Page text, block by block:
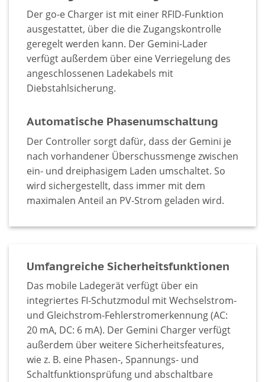
Der go-e Charger ist mit einer RFID-Funktion
ausgestattet, über die die Zugangskontrolle
geregelt werden kann. Der Gemini-Lader
verfügt außerdem über eine Verriegelung des
angeschlossenen Ladekabels mit
Diebstahlsicherung.
Automatische Phasenumschaltung
Der Controller sorgt dafür, dass der Gemini je
nach vorhandener Überschussmenge zwischen
ein- und dreiphasigem Laden umschaltet. So
wird sichergestellt, dass immer mit dem
maximalen Anteil an PV-Strom geladen wird.
Umfangreiche Sicherheitsfunktionen
Das mobile Ladegerät verfügt über ein
integriertes FI-Schutzmodul mit Wechselstrom-
und Gleichstrom-Fehlerstromerkennung (AC:
20 mA, DC: 6 mA). Der Gemini Charger verfügt
außerdem über weitere Sicherheitsfeatures,
wie z. B. eine Phasen-, Spannungs- und
Schaltfunktionsprüfung und abschaltbare